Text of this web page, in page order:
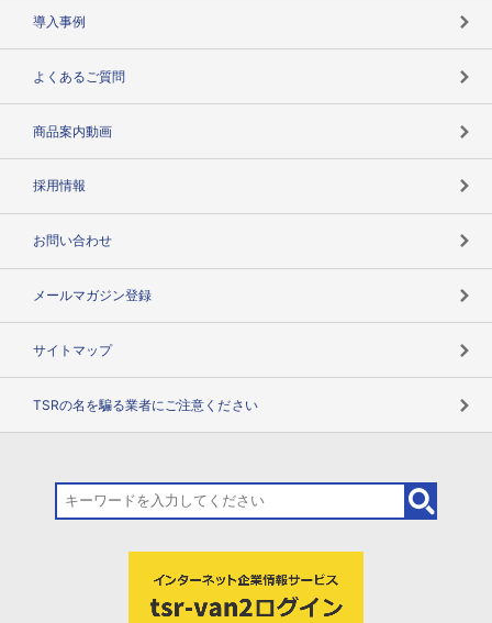
導入事例
よくあるご質問
商品案内動画
採用情報
お問い合わせ
メールマガジン登録
サイトマップ
TSRの名を騙る業者にご注意ください